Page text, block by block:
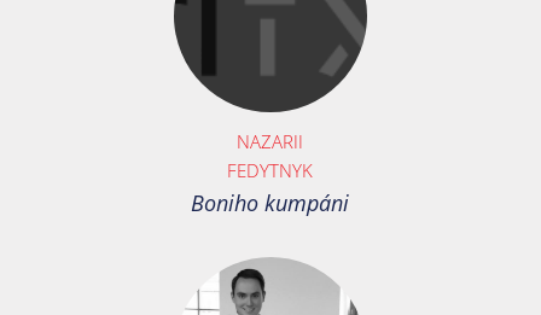
NAZARII
FEDYTNYK
Boniho kumpáni